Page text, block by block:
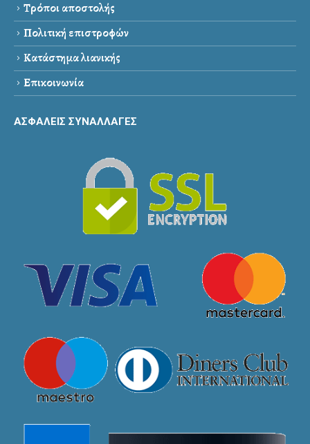
Τρόποι αποστολής
Πολιτική επιστροφών
Κατάστημα λιανικής
Επικοινωνία
ΑΣΦΑΛΕΙΣ ΣΥΝΑΛΛΑΓΕΣ